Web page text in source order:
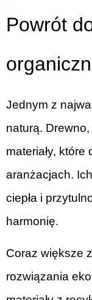
Powrót
Jednym z
naturą.
materiały,
aranżacjach.
ciepła i
harmonię.
Coraz większe
rozwiązania